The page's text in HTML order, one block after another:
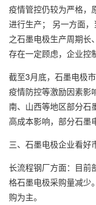
疫情管控仍较为严格，
进行生产； 另一方面
之石墨电极生产周期长
存在一定顾虑，企业控
截至3月底，石墨电极
疫情防控等激励因素影
南、山西等地区部分石
高成本影响，部分石墨
三、石墨电极企业看好
长流程钢厂方面：目前
格石墨电极采购量减少
购为主。